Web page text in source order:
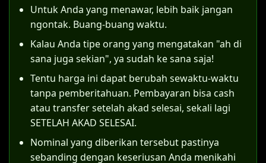
hukum tersendiri, terutama terkait hak dan
kewajiban anak yang lahir dari pernikahan
tersebut.
ditegaskan Pasal 4 Kompilasi Hukum Islam),
maka itsbat nikah dapat diajukan.
Langkah konkretnya adalah suami dan istri
bersama-sama mendaftarkan permohonan
ke Pengadilan Agama di wilayah Turki.
Sebagai contoh, di Pengadilan Agama Turki,
pemohon harus mempersiapkan dokumen-
dokumen berikut:
Surat permohonan yang ditujukan
kepada Ketua Pengadilan Agama Turki.
Untuk Anda yang menawar, lebih baik jangan
ngontak. Buang-buang waktu.
Kalau Anda tipe orang yang mengatakan "ah di
sana juga sekian", ya sudah ke sana saja!
Tentu harga ini dapat berubah sewaktu-waktu
tanpa pemberitahuan. Pembayaran bisa cash
atau transfer setelah akad selesai, sekali lagi
SETELAH AKAD SELESAI.
Nominal yang diberikan tersebut pastinya
sebanding dengan keseriusan Anda menikahi